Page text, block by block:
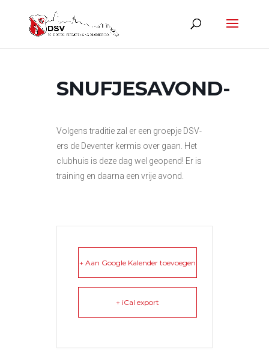
SNUFJESAVOND-
Volgens traditie zal er een groepje DSV-
ers de Deventer kermis over gaan. Het
clubhuis is deze dag wel geopend! Er is
training en daarna een vrije avond.
+ Aan Google Kalender toevoegen
+ iCal export